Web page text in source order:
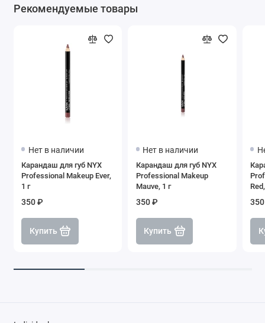
Рекомендуемые товары
Нет в наличии
Карандаш для губ NYX
Professional Makeup Ever,
1 г
350 ₽
Купить
Нет в наличии
Карандаш для губ NYX
Professional Makeup
Mauve, 1 г
350 ₽
Купить